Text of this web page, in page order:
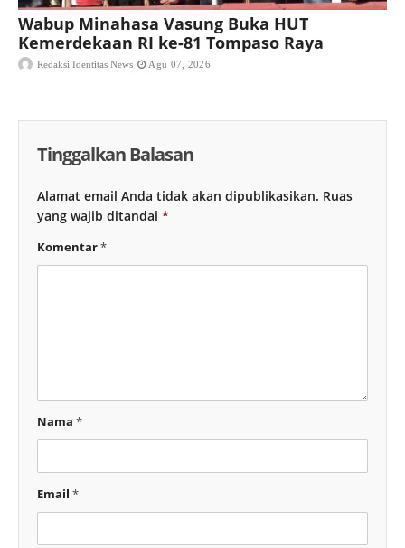
Wabup Minahasa Vasung Buka HUT
Kemerdekaan RI ke-81 Tompaso Raya
Redaksi Identitas News Agu 07, 2026
Tinggalkan Balasan
Alamat email Anda tidak akan dipublikasikan. Ruas
yang wajib ditandai *
Komentar*
Nama *
Email *